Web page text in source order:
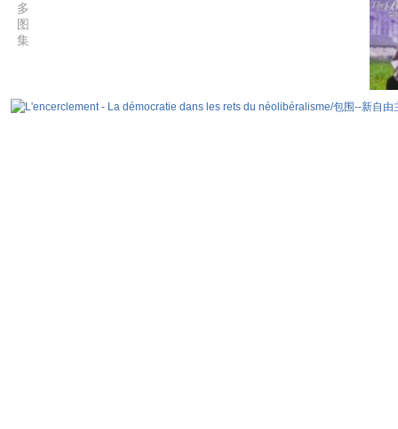
多
图
集